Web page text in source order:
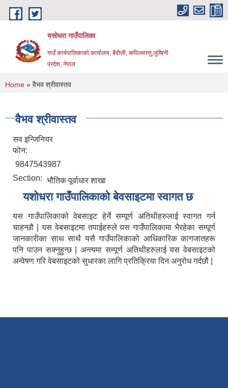
Skip to main content
यसोधरा गाउँपालिका
गाउँ कार्यपालिकाकाे कार्यालय, बैदाैली, कपिलवस्तु,लुम्बिनी
प्रदेश, नेपाल
You are here
Home » वैभव श्रीवास्तव
वैभव श्रीवास्तव
सव इन्जिनियर
फोन:
9847543987
Section: भौतिक पूर्वाधार शाखा
यशाेधरा गाउँपालिकाकाे बेवसाइटमा स्वागत छ
यस गाउँपालिकाको वेबसाइट हेर्ने सम्पूर्ण अतिथीहरुलाई स्वागत गर्न
चाहन्छौ | यस वेबसाइटमा तपाईहरुले यस गाउँपालिकामा भैरहेका सम्पूर्ण
जानकारीका साथ साथै यसै गाउँपालिकाको आधिकारिक कागजातहरू
पनि पाउन सक्नुहुन्छ | अन्त्यमा सम्पूर्ण अतिथीहरुलाई यस वेबसाइटको
अन्वेषण गरि वेबसाइटको सुधारका लागि प्रतिक्रिया दिन अनुरोध गर्दछौ |